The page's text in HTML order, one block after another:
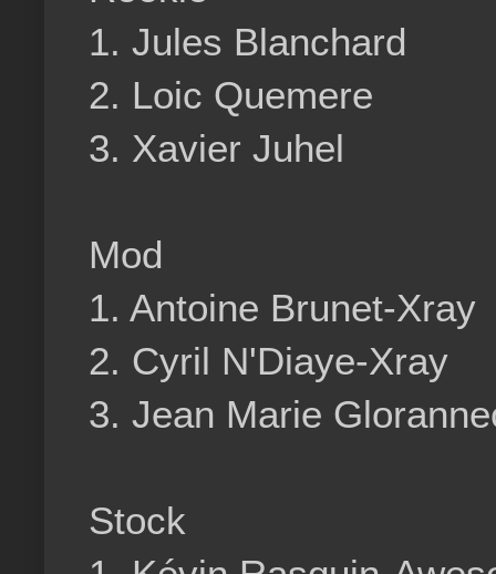
1. Jules Blanchard
2. Loic Quemere
3. Xavier Juhel
Mod
1. Antoine Brunet-Xray
2. Cyril N'Diaye-Xray
3. Jean Marie
Stock